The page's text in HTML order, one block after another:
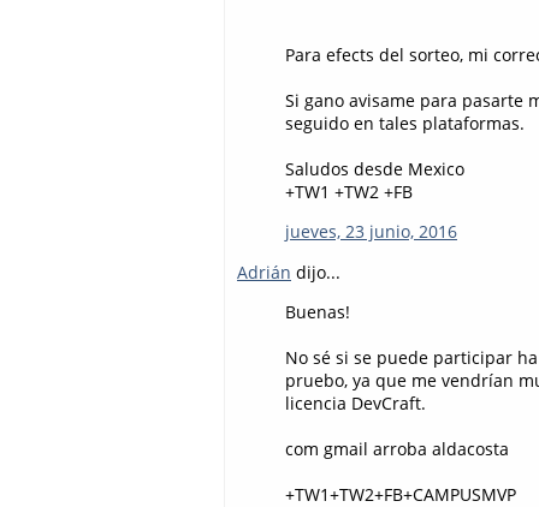
Para efects del sorteo, mi
Si gano avisame para pasarte
seguido en tales plataformas.
Saludos desde Mexico
+TW1 +TW2 +FB
jueves, 23 junio, 2016
Adrián dijo...
Buenas!
No sé si se puede participar
pruebo, ya que me vendrían
licencia DevCraft.
com gmail arroba aldacosta
+TW1+TW2+FB+CAMPUSMVP